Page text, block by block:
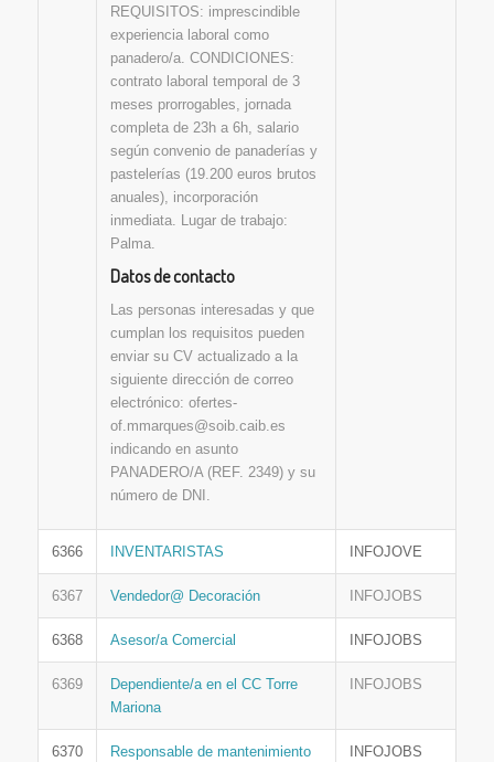
REQUISITOS: imprescindible
experiencia laboral como
panadero/a. CONDICIONES:
contrato laboral temporal de 3
meses prorrogables, jornada
completa de 23h a 6h, salario
según convenio de panaderías y
pastelerías (19.200 euros brutos
anuales), incorporación
inmediata. Lugar de trabajo:
Palma.
Datos de contacto
Las personas interesadas y que
cumplan los requisitos pueden
enviar su CV actualizado a la
siguiente dirección de correo
electrónico: ofertes-
of.mmarques@soib.caib.es
indicando en asunto
PANADERO/A (REF. 2349) y su
número de DNI.
6366 INVENTARISTAS INFOJOVE
6367 Vendedor@ Decoración INFOJOBS
6368 Asesor/a Comercial INFOJOBS
6369
Dependiente/a en el CC Torre
Mariona
INFOJOBS
6370
Responsable de mantenimiento
INFOJOBS